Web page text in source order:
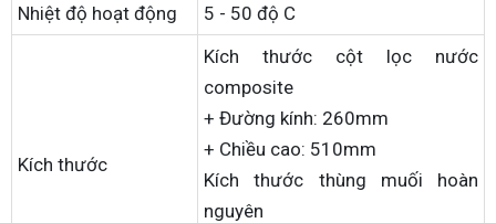
Nhiệt độ hoạt động
5 - 50 độ C
Kích thước
Kích thước cột lọc nước
composite
+ Đường kính: 260mm
+ Chiều cao: 510mm
Kích thước thùng muối hoàn
nguyên